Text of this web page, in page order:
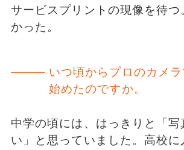
サービスプリントの現像を待つ
かった。
いつ頃からプロのカメ
始めたのですか。
中学の頃には、はっきりと「写
い」と思っていました。高校に